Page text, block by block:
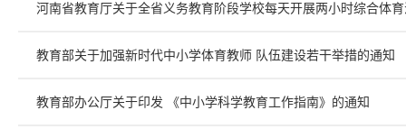
河南省教育厅关于全省义务教育阶段学校每天开展两小时综合体
教育部关于加强新时代中小学体育教师 队伍建设若干举措的通知
教育部办公厅关于印发 《中小学科学教育工作指南》的通知